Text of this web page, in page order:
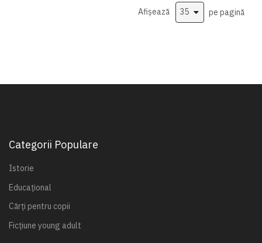
Afișează pe pagină
Categorii Populare
Istorie
Educațional
Cărți pentru copii
Ficțiune young adult